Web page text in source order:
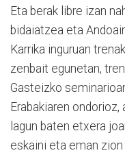
Eta berak libre izan
bidaiatzea eta
Karrika inguruan
zenbait egunetan,
Gasteizko
Erabakiaren
lagun baten etxera
eskaini eta eman